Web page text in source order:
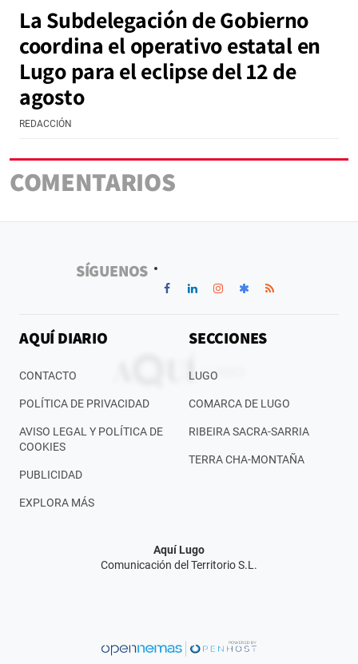
La Subdelegación de Gobierno
coordina el operativo estatal en
Lugo para el eclipse del 12 de
agosto
REDACCIÓN
COMENTARIOS
SÍGUENOS
AQUÍ DIARIO
CONTACTO
POLÍTICA DE PRIVACIDAD
AVISO LEGAL Y POLÍTICA DE
COOKIES
PUBLICIDAD
EXPLORA MÁS
SECCIONES
LUGO
COMARCA DE LUGO
RIBEIRA SACRA-SARRIA
TERRA CHA-MONTAÑA
Aquí Lugo
Comunicación del Territorio S.L.